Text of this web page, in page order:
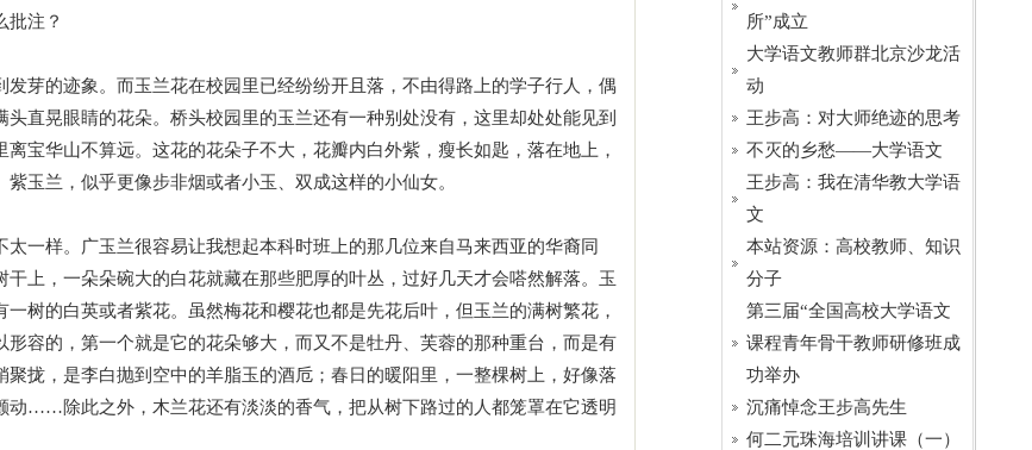
批注？
芽的迹象。而玉兰花在校园里已经纷纷开且落，不由得路上的学子行人，偶
直晃眼睛的花朵。桥头校园里的玉兰还有一种别处没有，这里却处处能见到
宝华山不算远。这花的花朵子不大，花瓣内白外紫，瘦长如匙，落在地上，
玉兰，似乎更像步非烟或者小玉、双成这样的小仙女。
一样。广玉兰很容易让我想起本科时班上的那几位来自马来西亚的华裔同
上，一朵朵碗大的白花就藏在那些肥厚的叶丛，过好几天才会嗒然解落。玉
树的白英或者紫花。虽然梅花和樱花也都是先花后叶，但玉兰的满树繁花，
容的，第一个就是它的花朵够大，而又不是牡丹、芙蓉的那种重台，而是有
拢，是李白抛到空中的羊脂玉的酒卮；春日的暖阳里，一整棵树上，好像落
动……除此之外，木兰花还有淡淡的香气，把从树下路过的人都笼罩在它透明
所”成立
大学语文教师群北京沙龙活
动
王步高：对大师绝迹的思考
不灭的乡愁——大学语文
王步高：我在清华教大学语
文
本站资源：高校教师、知识
分子
第三届“全国高校大学语文
课程青年骨干教师研修班成
功举办
沉痛悼念王步高先生
何二元珠海培训讲课（一）